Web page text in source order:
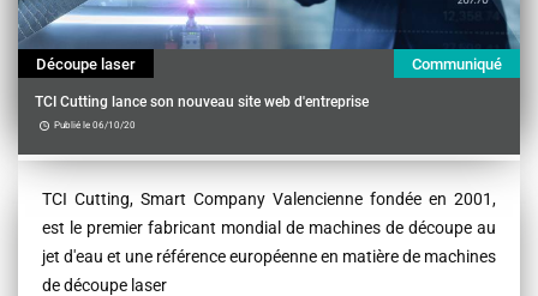
Découpe laser Communiqué
TCI Cutting lance son nouveau site web d'entreprise
Publié le 06/10/20
Contenu
TCI Cutting, Smart Company Valencienne fondée en 2001,
est le premier fabricant mondial de machines de découpe au
jet d'eau et une référence européenne en matière de machines
de découpe laser